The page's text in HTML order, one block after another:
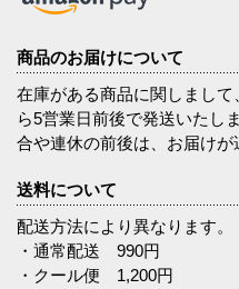
商品のお届けについて
在庫がある商品に関しまし
ら5営業日前後で発送いたし
合や連休の前後は、お届けが
送料について
配送方法により異なります。
・通常配送 990円
・クール便 1,200円